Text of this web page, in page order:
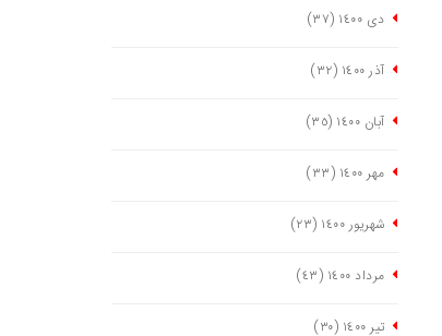
دی ١٤٠٠ (٣٧)
آذر ١٤٠٠ (٣٢)
آبان ١٤٠٠ (٣٥)
مهر ١٤٠٠ (٣٣)
شهریور ١٤٠٠ (٢٣)
مرداد ١٤٠٠ (٤٣)
تیر ١٤٠٠ (٣٠)